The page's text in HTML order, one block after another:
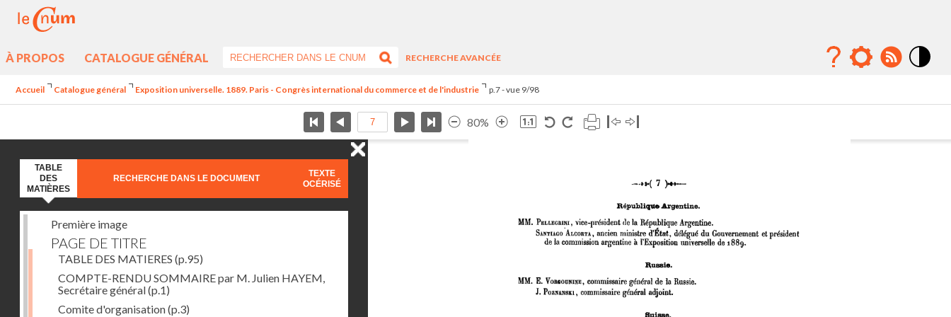
À PROPOS CATALOGUE GÉNÉRAL
RECHERCHE AVANCÉE
Accueil Catalogue général Exposition universelle. 1889. Paris - Congrès international du commerce et de l'industrie p.7 - vue 9/98
80%
TABLE
DES
MATIÈRES
RECHERCHE DANS LE DOCUMENT
TEXTE
OCÉRISÉ
Première image
PAGE DE TITRE
TABLE DES MATIERES (p.95)
COMPTE-RENDU SOMMAIRE par M. Julien HAYEM,
Secrétaire général(p.1)
Comite d'organisation(p.3)